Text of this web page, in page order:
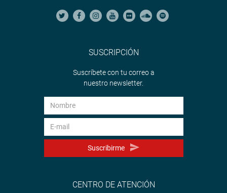
SUSCRIPCIÓN
Suscríbete con tu correo a
nuestro newsletter.
Suscribirme
CENTRO DE ATENCIÓN